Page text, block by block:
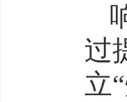
过
立